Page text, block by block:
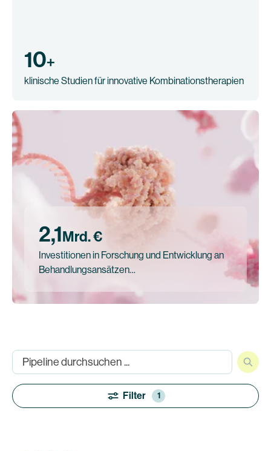
10+
klinische Studien für innovative Kombinationstherapien
2,1Mrd. €
Investitionen in Forschung und Entwicklung an
Behandlungsansätzen…
Filter 1